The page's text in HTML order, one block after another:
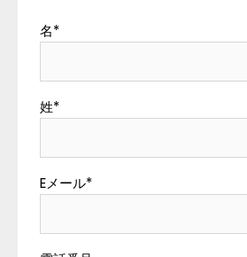
名*
姓*
Eメール*